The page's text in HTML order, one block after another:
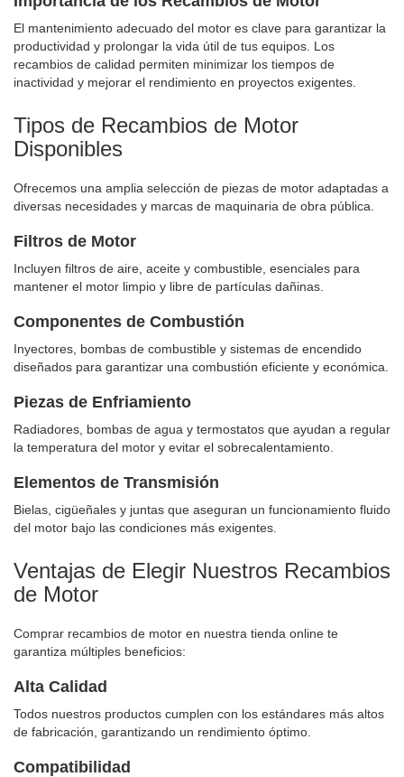
El mantenimiento adecuado del motor es clave para garantizar la
productividad y prolongar la vida útil de tus equipos. Los
recambios de calidad permiten minimizar los tiempos de
inactividad y mejorar el rendimiento en proyectos exigentes.
Tipos de Recambios de Motor
Disponibles
Ofrecemos una amplia selección de piezas de motor adaptadas a
diversas necesidades y marcas de maquinaria de obra pública.
Filtros de Motor
Incluyen filtros de aire, aceite y combustible, esenciales para
mantener el motor limpio y libre de partículas dañinas.
Componentes de Combustión
Inyectores, bombas de combustible y sistemas de encendido
diseñados para garantizar una combustión eficiente y económica.
Piezas de Enfriamiento
Radiadores, bombas de agua y termostatos que ayudan a regular
la temperatura del motor y evitar el sobrecalentamiento.
Elementos de Transmisión
Bielas, cigüeñales y juntas que aseguran un funcionamiento fluido
del motor bajo las condiciones más exigentes.
Ventajas de Elegir Nuestros Recambios
de Motor
Comprar recambios de motor en nuestra tienda online te
garantiza múltiples beneficios:
Alta Calidad
Todos nuestros productos cumplen con los estándares más altos
de fabricación, garantizando un rendimiento óptimo.
Compatibilidad